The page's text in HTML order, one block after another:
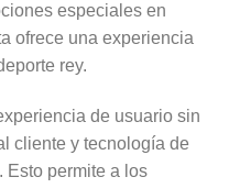
especiales en
ofrece una experiencia
rey.
de usuario sin
cliente y tecnología de
Esto permite a los